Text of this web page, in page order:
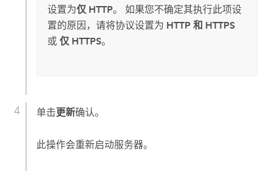
设置为仅 HTTP。 如果您不确定其执行此项设
置的原因，请将协议设置为 HTTP 和 HTTPS
或 仅 HTTPS。
单击更新确认。
此操作会重新启动服务器。